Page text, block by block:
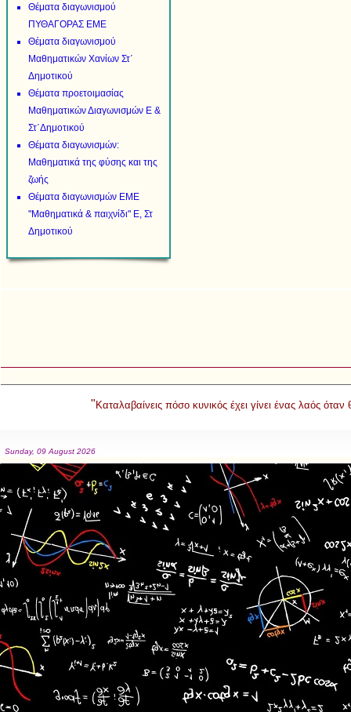
Θέματα διαγωνισμού
ΠΥΘΑΓΟΡΑΣ ΕΜΕ
Θέματα διαγωνισμού
Μαθηματικών Χανίων Στ΄
Δημοτικού
Θέματα προετοιμασίας
Μαθηματικών Διαγωνισμών Ε &
Στ΄Δημοτικού
Θέματα διαγωνισμών:
Μαθηματικά της φύσης και της
ζωής
Θέματα διαγωνισμών ΕΜΕ
"Μαθηματικά & παιχνίδι" Ε, Στ
Δημοτικού
" Καταλαβαίνεις πόσο κυνικός έχει γίνει ένας λαός
Sunday, 09 August 2026